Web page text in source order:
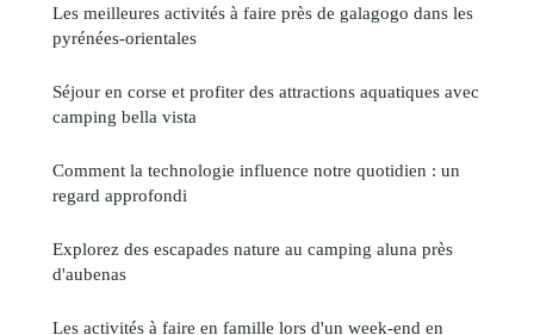
Les meilleures activités à faire près de galagogo dans les
pyrénées-orientales
Séjour en corse et profiter des attractions aquatiques avec
camping bella vista
Comment la technologie influence notre quotidien : un
regard approfondi
Explorez des escapades nature au camping aluna près
d'aubenas
Les activités à faire en famille lors d'un week-end en